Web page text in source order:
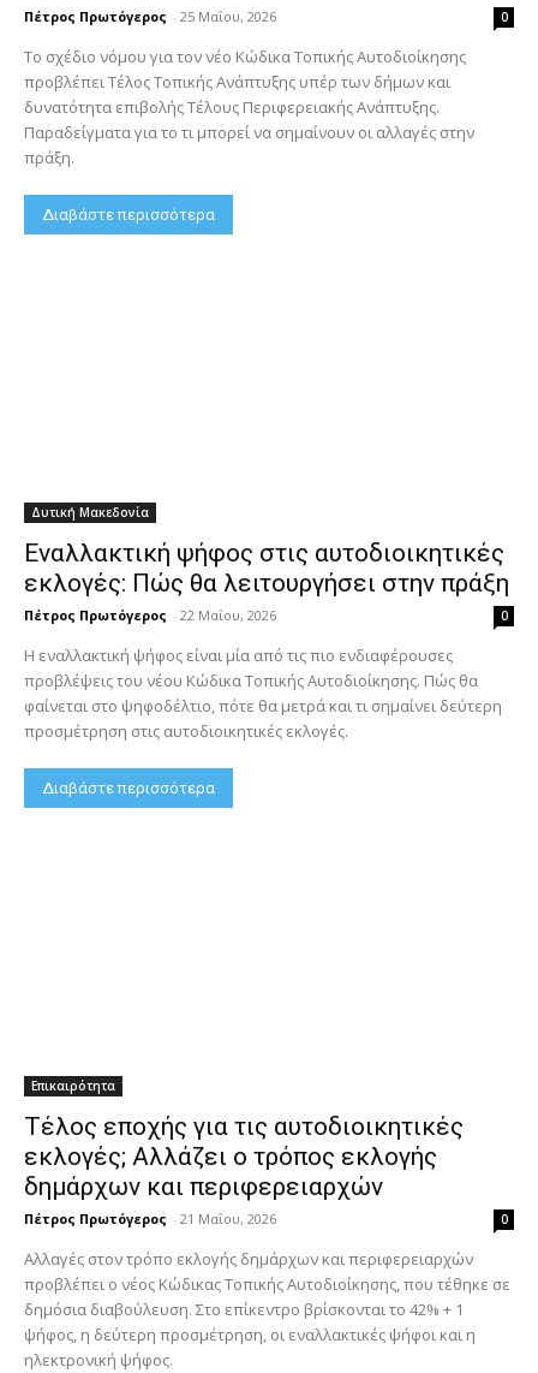
Πέτρος Πρωτόγερος - 25 Μαΐου, 2026 0
Το σχέδιο νόμου για τον νέο Κώδικα Τοπικής Αυτοδιοίκησης
προβλέπει Τέλος Τοπικής Ανάπτυξης υπέρ των δήμων και
δυνατότητα επιβολής Τέλους Περιφερειακής Ανάπτυξης.
Παραδείγματα για το τι μπορεί να σημαίνουν οι αλλαγές στην
πράξη.
Διαβάστε περισσότερα
Δυτική Μακεδονία
Εναλλακτική ψήφος στις αυτοδιοικητικές
εκλογές: Πώς θα λειτουργήσει στην πράξη
Πέτρος Πρωτόγερος - 22 Μαΐου, 2026 0
Η εναλλακτική ψήφος είναι μία από τις πιο ενδιαφέρουσες
προβλέψεις του νέου Κώδικα Τοπικής Αυτοδιοίκησης. Πώς θα
φαίνεται στο ψηφοδέλτιο, πότε θα μετρά και τι σημαίνει δεύτερη
προσμέτρηση στις αυτοδιοικητικές εκλογές.
Διαβάστε περισσότερα
Επικαιρότητα
Τέλος εποχής για τις αυτοδιοικητικές
εκλογές; Αλλάζει ο τρόπος εκλογής
δημάρχων και περιφερειαρχών
Πέτρος Πρωτόγερος - 21 Μαΐου, 2026 0
Αλλαγές στον τρόπο εκλογής δημάρχων και περιφερειαρχών
προβλέπει ο νέος Κώδικας Τοπικής Αυτοδιοίκησης, που τέθηκε σε
δημόσια διαβούλευση. Στο επίκεντρο βρίσκονται το 42% + 1
ψήφος, η δεύτερη προσμέτρηση, οι εναλλακτικές ψήφοι και η
ηλεκτρονική ψήφος.